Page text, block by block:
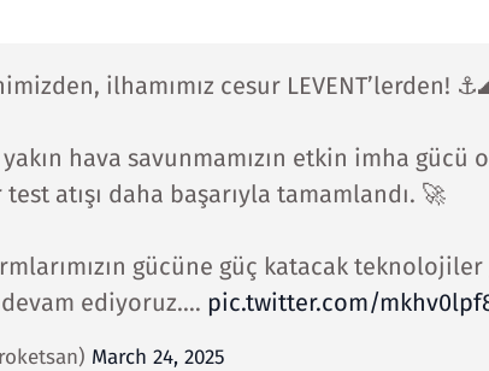
ilhamımız cesur LEVENT’lerden!
yakın hava savunmamızın etkin imha gücü
test atışı daha başarıyla tamamlandı. 🚀
gücüne güç katacak
devam ediyoruz.… pic.twitter.com/
March 24, 2025